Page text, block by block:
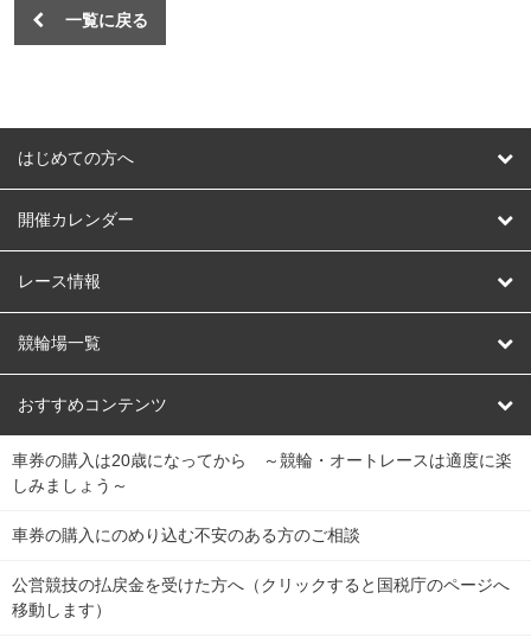
一覧に戻る
はじめての方へ
はじめての方へ
開催カレンダー
競輪
オートレース
競輪くじ
Dokanto!
チャリロトプラザ
レース情報
レース予想
レース結果
キャリーオーバー一覧
競輪場一覧
北日本 函館競輪場
関
東
弥彦競輪場 前橋競輪場 取手競輪場 宇都宮競輪場
関
東
小田原競輪場
おすすめコンテンツ
競輪選手情報
Perfecta Navi
netkeirin
車券の購入は20歳になってから ～競輪・オートレースは適度に楽
しみましょう～
車券の購入にのめり込む不安のある方のご相談
公営競技の払戻金を受けた方へ（クリックすると国税庁のページへ
移動します）